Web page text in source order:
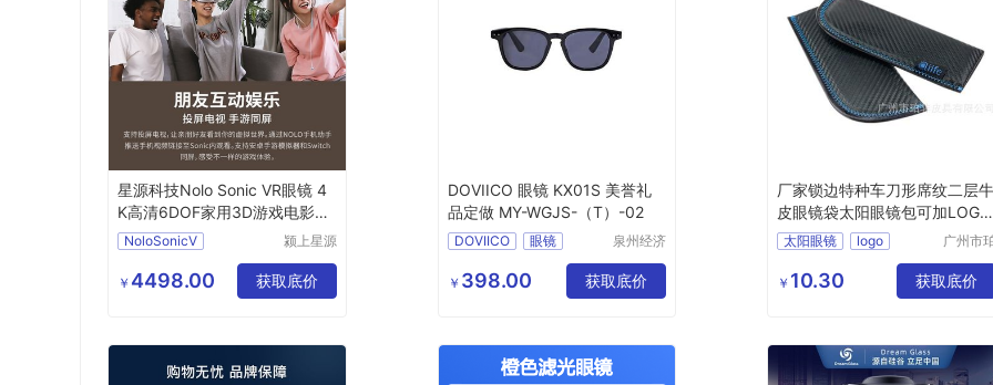
星源科技Nolo Sonic VR眼镜 4
K高清6DOF家用3D游戏电影一
体机
NoloSonicV
颍上星源
有限公司
￥ 4498.00 获取底价
DOVIICO 眼镜 KX01S 美誉礼
品定做 MY-WGJS-（T）-02
DOVIICO
眼镜
礼品定做
MY
WGJS 02
泉州经济
区美誉商
贸有限公
￥ 398.00 获取底价
厂家锁边特种车刀形席纹二层牛
皮眼镜袋太阳眼镜包可加LOGO
批发
太阳眼镜 logo
广州市
限公司
￥ 10.30 获取底价